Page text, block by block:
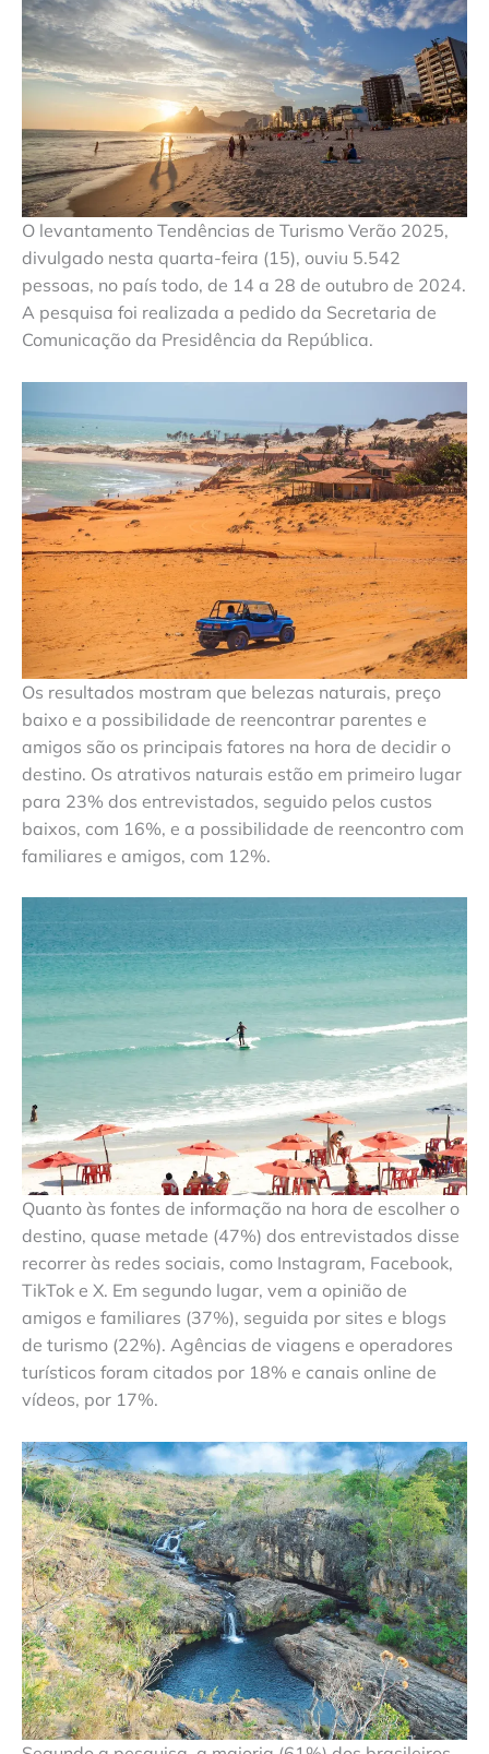
O levantamento Tendências de Turismo Verão 2025,
divulgado nesta quarta-feira (15), ouviu 5.542
pessoas, no país todo, de 14 a 28 de outubro de 2024.
A pesquisa foi realizada a pedido da Secretaria de
Comunicação da Presidência da República.
Os resultados mostram que belezas naturais, preço
baixo e a possibilidade de reencontrar parentes e
amigos são os principais fatores na hora de decidir o
destino. Os atrativos naturais estão em primeiro lugar
para 23% dos entrevistados, seguido pelos custos
baixos, com 16%, e a possibilidade de reencontro com
familiares e amigos, com 12%.
Quanto às fontes de informação na hora de escolher o
destino, quase metade (47%) dos entrevistados disse
recorrer às redes sociais, como Instagram, Facebook,
TikTok e X. Em segundo lugar, vem a opinião de
amigos e familiares (37%), seguida por sites e blogs
de turismo (22%). Agências de viagens e operadores
turísticos foram citados por 18% e canais online de
vídeos, por 17%.